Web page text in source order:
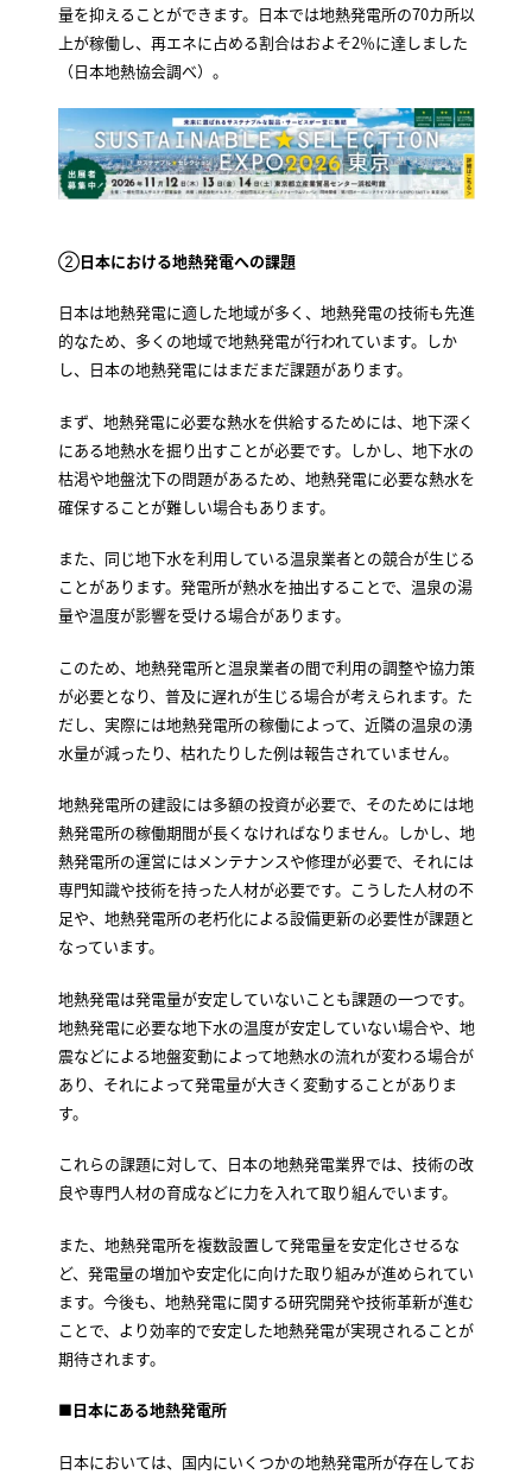
量を抑えることができます。日本では地熱発電所の70カ所以
上が稼働し、再エネに占める割合はおよそ2％に達しました
（日本地熱協会調べ）。
②日本における地熱発電への課題
日本は地熱発電に適した地域が多く、地熱発電の技術も先進
的なため、多くの地域で地熱発電が行われています。しか
し、日本の地熱発電にはまだまだ課題があります。
まず、地熱発電に必要な熱水を供給するためには、地下深く
にある地熱水を掘り出すことが必要です。しかし、地下水の
枯渇や地盤沈下の問題があるため、地熱発電に必要な熱水を
確保することが難しい場合もあります。
また、同じ地下水を利用している温泉業者との競合が生じる
ことがあります。発電所が熱水を抽出することで、温泉の湯
量や温度が影響を受ける場合があります。
このため、地熱発電所と温泉業者の間で利用の調整や協力策
が必要となり、普及に遅れが生じる場合が考えられます。た
だし、実際には地熱発電所の稼働によって、近隣の温泉の湧
水量が減ったり、枯れたりした例は報告されていません。
地熱発電所の建設には多額の投資が必要で、そのためには地
熱発電所の稼働期間が長くなければなりません。しかし、地
熱発電所の運営にはメンテナンスや修理が必要で、それには
専門知識や技術を持った人材が必要です。こうした人材の不
足や、地熱発電所の老朽化による設備更新の必要性が課題と
なっています。
地熱発電は発電量が安定していないことも課題の一つです。
地熱発電に必要な地下水の温度が安定していない場合や、地
震などによる地盤変動によって地熱水の流れが変わる場合が
あり、それによって発電量が大きく変動することがありま
す。
これらの課題に対して、日本の地熱発電業界では、技術の改
良や専門人材の育成などに力を入れて取り組んでいます。
また、地熱発電所を複数設置して発電量を安定化させるな
ど、発電量の増加や安定化に向けた取り組みが進められてい
ます。今後も、地熱発電に関する研究開発や技術革新が進む
ことで、より効率的で安定した地熱発電が実現されることが
期待されます。
■日本にある地熱発電所
日本においては、国内にいくつかの地熱発電所が存在してお